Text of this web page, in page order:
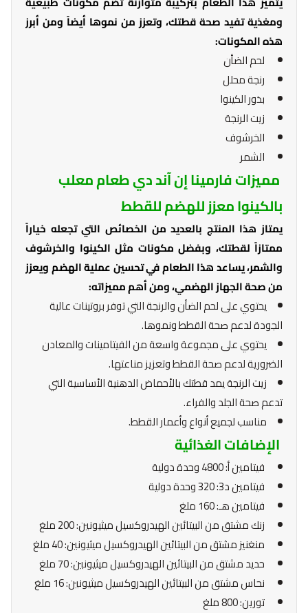
ومغذية تفيد صحة قطتك، وتعزز من نموها أيضاً ومن أبرز
هذه المكونات:
لحم الضأن
رنجة محلل
بذور الكينوا
زيت الرنجة
الخرشوف
الشمر
مميزات فارمينا إن آند دي طعام معلب
بالكينوا معزز للهضم للقطط
يمتاز هذا المنتج بالعديد من الخصائص التي تجعله خياراً
ممتازاً لقطتك، وبفضل مكونات مثل الكينوا والخرشوف
والشمر، يساعد هذا الطعام في تحسين عملية الهضم ويعزز
من صحة الجهاز الهضمي، ومن أهم مميزاته:
يحتوي على لحم الضأن والرنجة التي توفر بروتينات عالية
الجودة لدعم صحة القطط ونموها.
يحتوي على مجموعة واسعة من الفيتامينات والمعادن
الضرورية لدعم صحة القطط وتعزيز مناعتها.
زيت الرنجة يمد قطتك بالأحماض الدهنية الأساسية التي
تدعم صحة الجلد والفراء.
مناسب لجميع أنواع وأعمار القطط.
الإضافات الغذائية
فيتامين أ: 4800 وحدة دولية
فيتامين د3: 320 وحدة دولية
فيتامين هـ: 160 ملغ
زنك مشتق من البيتائين الهيدروكسيل ميثيونين: 200 ملغ
منغنيز مشتق من البيتائين الهيدروكسيل ميثيونين: 40 ملغ
حديد مشتق من البيتائين الهيدروكسيل ميثيونين: 70 ملغ
نحاس مشتق من البيتائين الهيدروكسيل ميثيونين: 16 ملغ
تورين: 800 ملغ